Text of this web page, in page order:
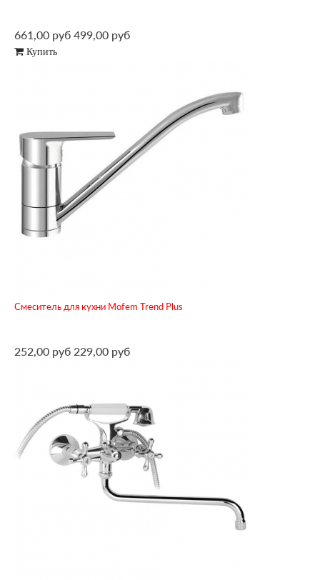
661,00 руб 499,00 руб
Купить
Смеситель для кухни Mofem Trend Plus
252,00 руб 229,00 руб